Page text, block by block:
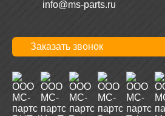
info@ms-parts.ru
Заказать звонок